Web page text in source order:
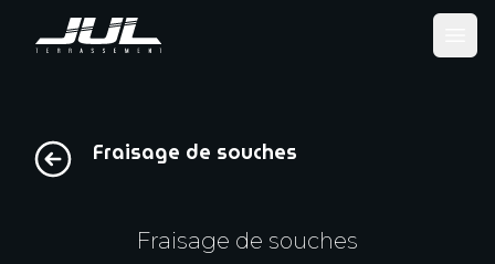
Fraisage de souches
Fraisage de souches